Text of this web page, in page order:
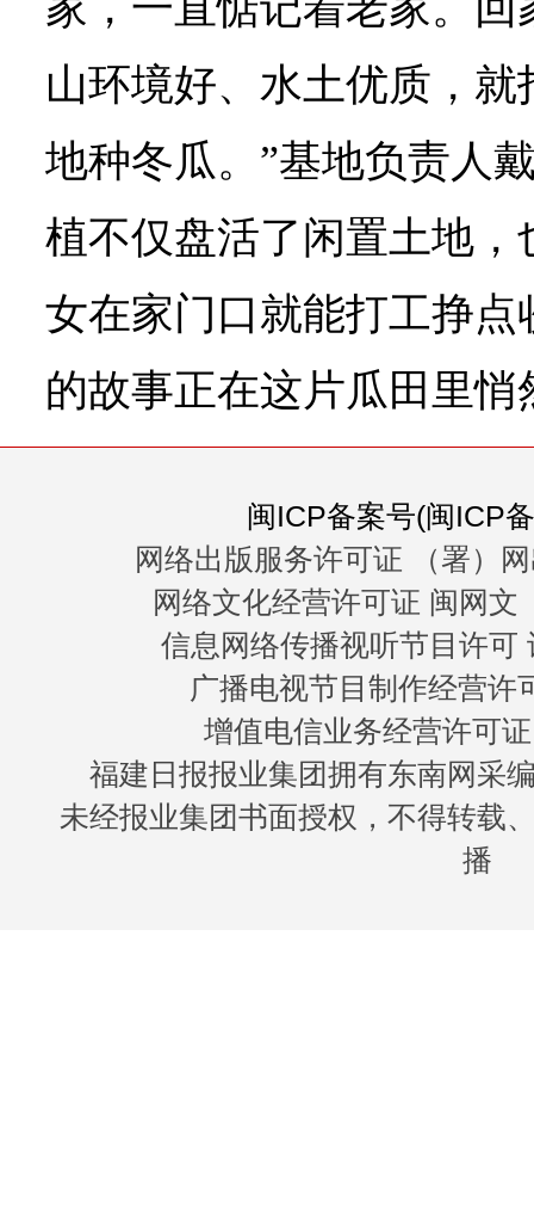
山环境好、水土优质，
地种冬瓜。”基地负责人
植不仅盘活了闲置土地
女在家门口就能打工挣
的故事正在这片瓜田里悄
闽ICP备案号(闽ICP
网络出版服务许可证 （署）
网络文化经营许可证 闽网文
信息网络传播视听节目许可
广播电视节目制作经营许
增值电信业务经营许可
福建日报报业集团拥有东南网采
未经报业集团书面授权，不得转载
播